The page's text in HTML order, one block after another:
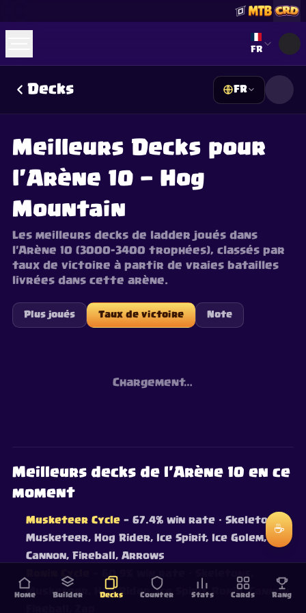
Select
FR
Decks FR
Meilleurs Decks pour
l'Arène 10 — Hog
Mountain
Les meilleurs decks de ladder joués dans
l'Arène 10 (3000–3400 trophées), classés par
taux de victoire à partir de vraies batailles
livrées dans cette arène.
Plus joués Taux de victoire Note
Chargement…
Meilleurs decks de l'Arène 10 en ce
moment
Musketeer Cycle — 67.4% win rate · Skeletons,
Musketeer, Hog Rider, Ice Spirit, Ice Golem,
Cannon, Fireball, Arrows
Ronin Cycle
— 60.9% win rate
· Skeletons,
Musketeer, Hog Rider, Ice Spirit, Ronin, Cannon,
Home Builder Decks Counter Stats Cards Rang
Rejoindre Discord
Guides
FAQAboutContactPrivacyTermsPréférences cookies
This content is not affiliated with, endorsed, sponsored, or
specifically approved by Supercell and Supercell is not
Content Policy. See our
☕